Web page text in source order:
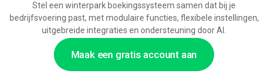
Maak een gratis account aan
Stel een winterpark boekingssysteem samen dat bij je
bedrijfsvoering past, met modulaire functies, flexibele instellingen,
uitgebreide integraties en ondersteuning door AI.